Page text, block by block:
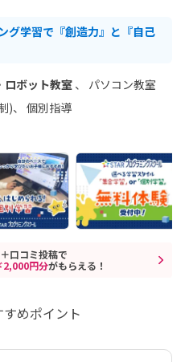
グ学習で『創造力』と『自己
ロボット教室
パソコン教室
)
個別指導
口コミ投稿で
円分がもらえる！
めポイント